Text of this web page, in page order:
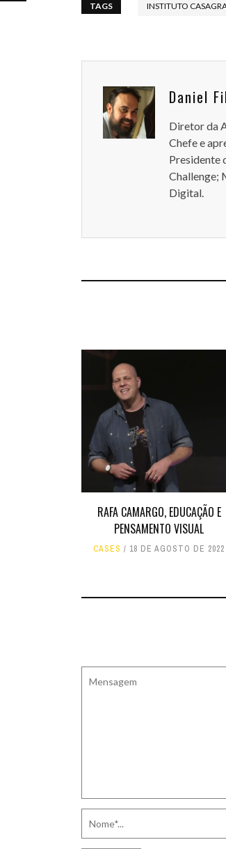
TAGS INSTITUTO
Daniel
Diretor da
Chefe e
Presidente
Challenge;
Digital.
RAFA CAMARGO, EDUCAÇÃO E
PENSAMENTO VISUAL
CASES 18 DE AGOSTO DE 2022